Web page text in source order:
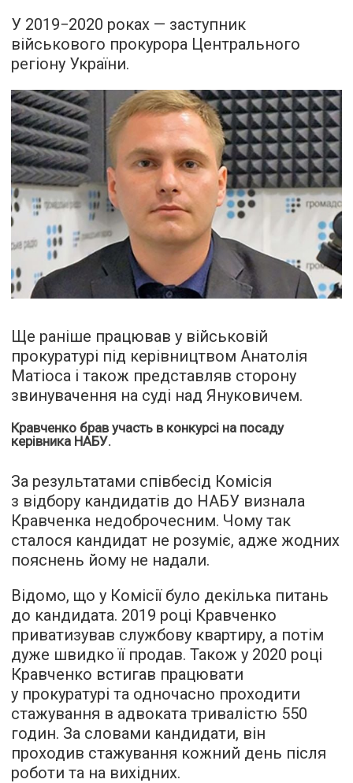
У 2019−2020 роках — заступник
військового прокурора Центрального
регіону України.
Ще раніше працював у військовій
прокуратурі під керівництвом Анатолія
Матіоса і також представляв сторону
звинувачення на суді над Януковичем.
Кравченко брав участь в конкурсі на посаду
керівника НАБУ.
За результатами співбесід Комісія
з відбору кандидатів до НАБУ визнала
Кравченка недоброчесним. Чому так
сталося кандидат не розуміє, адже жодних
пояснень йому не надали.
Відомо, що у Комісії було декілька питань
до кандидата. 2019 році Кравченко
приватизував службову квартиру, а потім
дуже швидко її продав. Також у 2020 році
Кравченко встигав працювати
у прокуратурі та одночасно проходити
стажування в адвоката тривалістю 550
годин. За словами кандидати, він
проходив стажування кожний день після
роботи та на вихідних.